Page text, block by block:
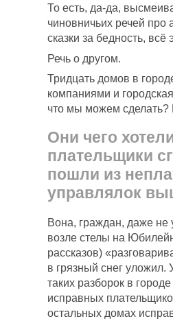
То есть, да-да,
чиновничьих речей про
сказки за бедность,
Речь о другом.
Тридцать домов в
компаниями и
что мы можем
Они чего
плательщики
пошли из
управлялок
Вона, граждан, даже
возле стелы на
рассказов)
в грязный снег уложил.
таких разборок в
исправных
остальных домах